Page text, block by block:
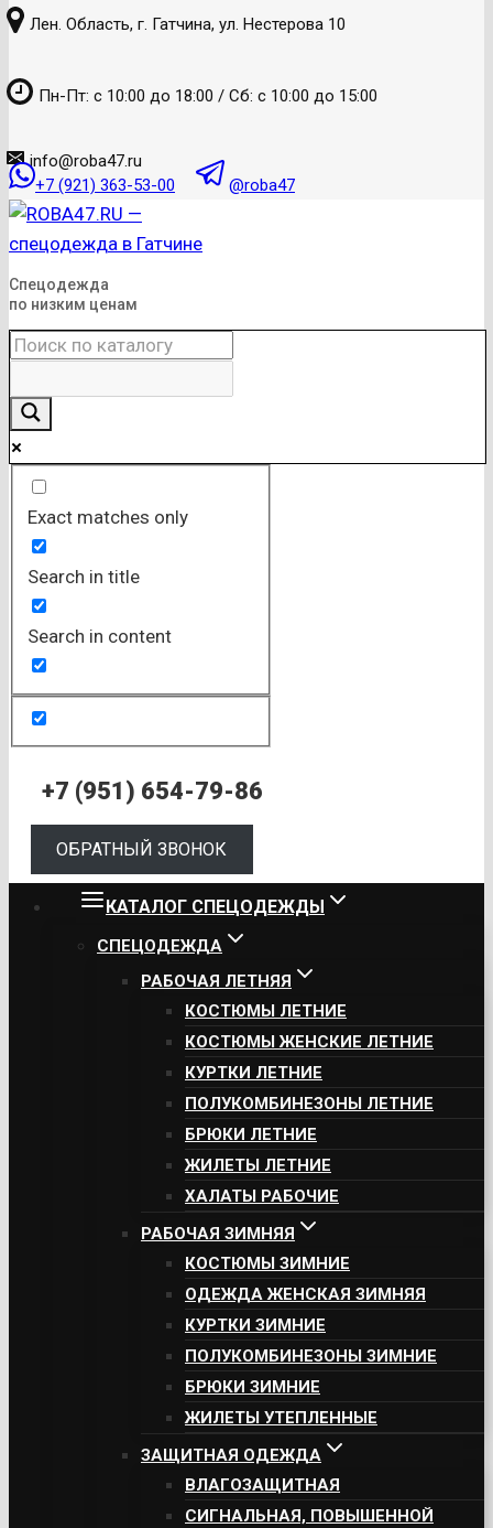
к
Лен. Область, г. Гатчина, ул. Нестерова 10
Пн-Пт: с 10:00 до 18:00 / Сб: с 10:00 до 15:00
info@roba47.ru
+7 (921) 363-53-00
@roba47
Спецодежда
по низким ценам
Exact matches only
Search in title
Search in content
+7 (951) 654-79-86
ОБРАТНЫЙ ЗВОНОК
КАТАЛОГ СПЕЦОДЕЖДЫ
СПЕЦОДЕЖДА
РАБОЧАЯ ЛЕТНЯЯ
КОСТЮМЫ ЛЕТНИЕ
КОСТЮМЫ ЖЕНСКИЕ ЛЕТНИЕ
КУРТКИ ЛЕТНИЕ
ПОЛУКОМБИНЕЗОНЫ ЛЕТНИЕ
БРЮКИ ЛЕТНИЕ
ЖИЛЕТЫ ЛЕТНИЕ
ХАЛАТЫ РАБОЧИЕ
РАБОЧАЯ ЗИМНЯЯ
КОСТЮМЫ ЗИМНИЕ
ОДЕЖДА ЖЕНСКАЯ ЗИМНЯЯ
КУРТКИ ЗИМНИЕ
ПОЛУКОМБИНЕЗОНЫ ЗИМНИЕ
БРЮКИ ЗИМНИЕ
ЖИЛЕТЫ УТЕПЛЕННЫЕ
ЗАЩИТНАЯ ОДЕЖДА
ВЛАГОЗАЩИТНАЯ
СИГНАЛЬНАЯ, ПОВЫШЕННОЙ